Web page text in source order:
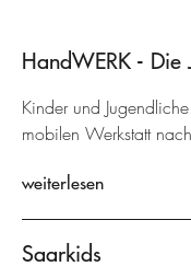
HandWERK - Die
Kinder und
mobilen Werkstatt
weiterlesen
Saarkids